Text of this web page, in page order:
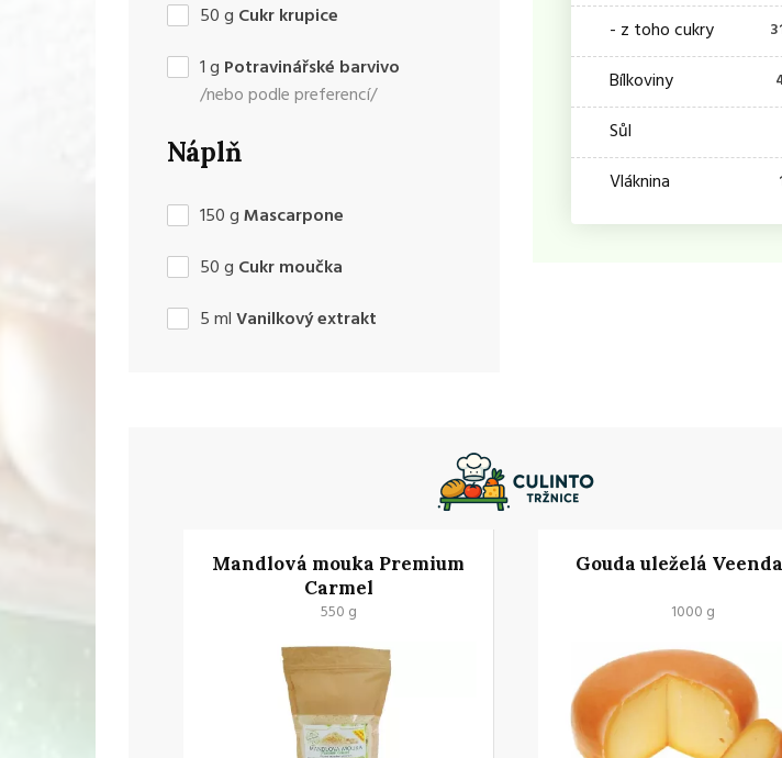
50g Cukr krupice
1g Potravinářské barvivo
/nebo podle preferencí/
Náplň
150gMascarpone
50g Cukr moučka
5mlVanilkový extrakt
- z toho cukry
Bílkoviny
Sůl
Vláknina
Mandlová mouka Premium
Carmel
550 g
Gouda uleželá
1000 g